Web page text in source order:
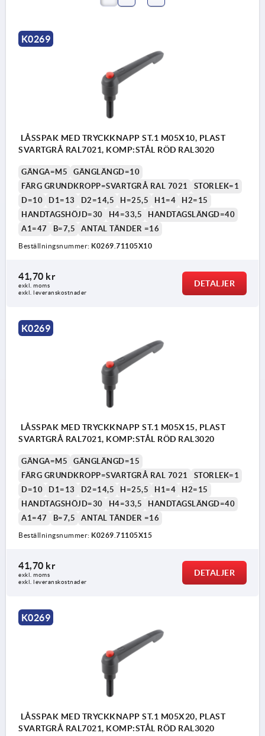
1) Plan ände DIN EN ISO 4753
K0269
LÅSSPAK MED TRYCKKNAPP ST.1 M05X10, PLAST
SVARTGRÅ RAL7021, KOMP:STÅL RÖD RAL3020
GÄNGA=M5
GÄNGLÄNGD=10
FÄRG GRUNDKROPP=SVARTGRÅ RAL 7021
STORLEK=1
D=10
D1=13 D2=14,5 H=25,5 H1=4
H2=15
HANDTAGSHÖJD=30
H4=33,5
HANDTAGSLÄNGD=40
A1=47
B=7,5 ANTAL TÄNDER =16
Beställningsnummer: K0269.71105X10
41,70 kr
exkl. moms
exkl. leveranskostnader
DETALJER
K0269
LÅSSPAK MED TRYCKKNAPP ST.1 M05X15, PLAST
SVARTGRÅ RAL7021, KOMP:STÅL RÖD RAL3020
GÄNGA=M5
GÄNGLÄNGD=15
FÄRG GRUNDKROPP=SVARTGRÅ RAL 7021
STORLEK=1
D=10
D1=13 D2=14,5 H=25,5 H1=4
H2=15
HANDTAGSHÖJD=30
H4=33,5
HANDTAGSLÄNGD=40
A1=47
B=7,5 ANTAL TÄNDER =16
Beställningsnummer: K0269.71105X15
41,70 kr
exkl. moms
exkl. leveranskostnader
DETALJER
K0269
LÅSSPAK MED TRYCKKNAPP ST.1 M05X20, PLAST
SVARTGRÅ RAL7021, KOMP:STÅL RÖD RAL3020